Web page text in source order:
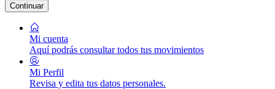
Continuar
Mi cuenta
Aquí podrás consultar todos tus movimientos
Mi Perfil
Revisa y edita tus datos personales.